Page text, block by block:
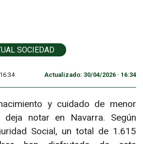
SOCIEDAD
16:34 Actualizado: 30/04/2026 · 16:34
y cuidado de menor
notar en Navarra. Según
Social, un total de 1.615